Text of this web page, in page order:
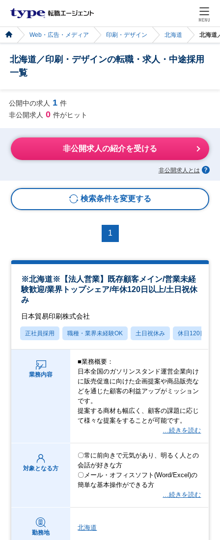
MENU
Web・広告・メディア 印刷・デザイン 北海道 北海道
北海道／印刷・デザインの転職・求人・中途採用
一覧
公開中の求人 1 件
非公開求人 0 件がヒット
非公開求人の紹介を受ける
非公開求人とは
検索条件を変更する
1
※北海道※【法人営業】既存顧客メイン/営業未経
験歓迎/業界トップシェア/年休120日以上/土日祝休
み
日本貿易印刷株式会社
正社員採用 職種・業界未経験OK 土日祝休み 休日120日以上
業務内容
■業務概要：
日本全国のガソリンスタンド運営企業向け
に販売促進に向けた企画提案や商品販売な
どを通じた顧客の利益アップがミッション
です。
提案する商材も幅広く、顧客の課題に応じ
て様々な提案をすることが可能です。
…続きを読む
対象となる方
〇常に前向きで元気があり、明るく人との
会話が好きな方
〇メール・オフィスソフト(Word/Excel)の
簡単な基本操作ができる方
…続きを読む
勤務地
北海道